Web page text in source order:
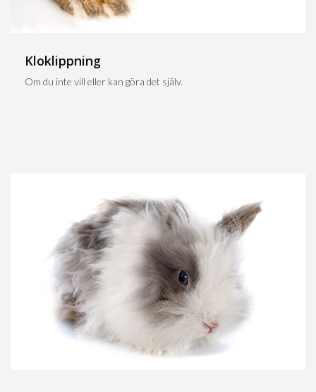
Kloklippning
Om du inte vill eller kan göra det själv.